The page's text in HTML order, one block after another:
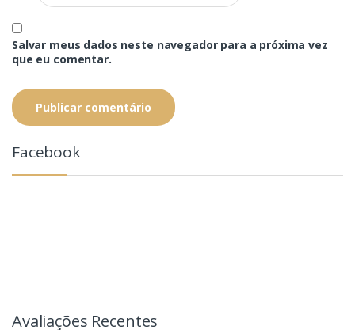
Salvar meus dados neste navegador para a próxima vez
que eu comentar.
Facebook
Avaliações Recentes